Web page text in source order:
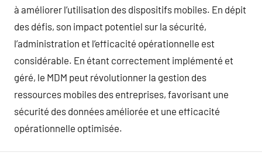
à améliorer l’utilisation des dispositifs mobiles. En dépit
des défis, son impact potentiel sur la sécurité,
l’administration et l’efficacité opérationnelle est
considérable. En étant correctement implémenté et
géré, le MDM peut révolutionner la gestion des
ressources mobiles des entreprises, favorisant une
sécurité des données améliorée et une efficacité
opérationnelle optimisée.